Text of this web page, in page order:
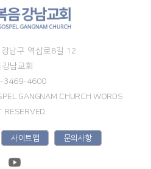
남구 역삼로8길 12
남교회
3469-4600
GANGNAM CHURCH WORDS
RESERVED.
사이트맵 문의사항